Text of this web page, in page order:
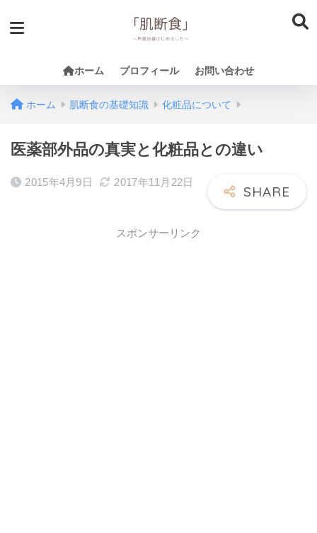
ホーム プロフィール お問い合わせ
ホーム 肌断食の基礎知識 化粧品について
医薬部外品の真実と化粧品との違い
2015年4月9日 2017年11月22日
スポンサーリンク